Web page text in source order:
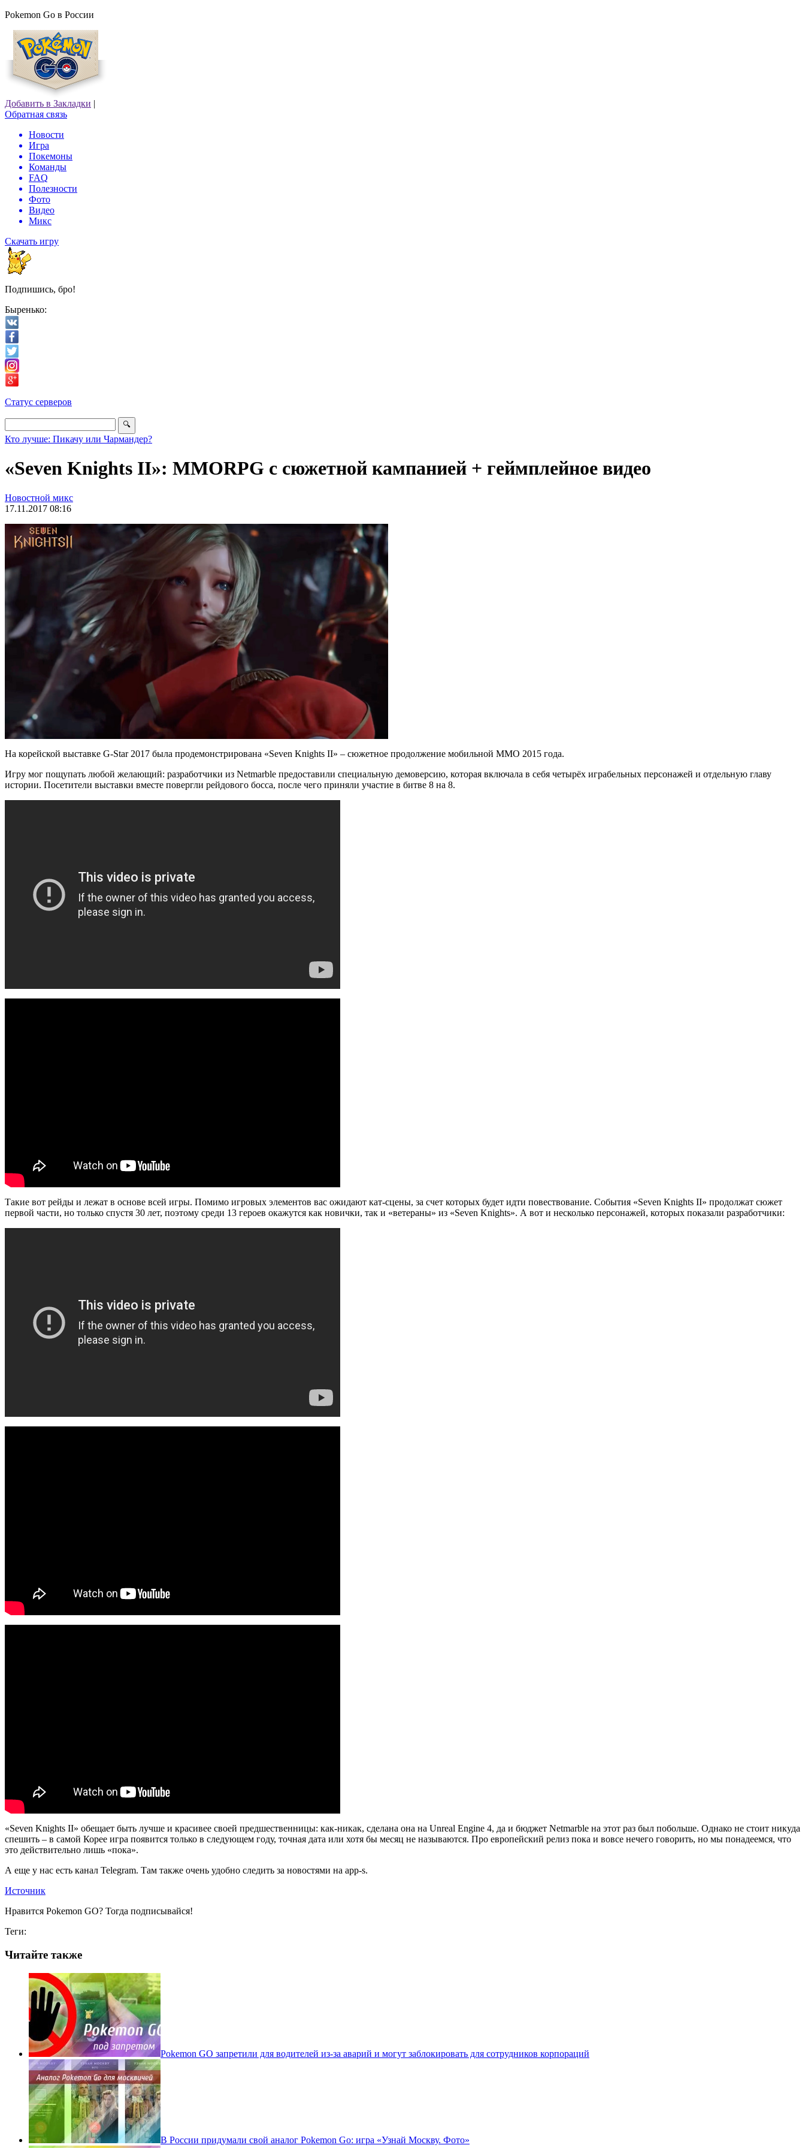
Pokemon Go в России
Добавить в Закладки |
Обратная связь
Новости
Игра
Покемоны
Команды
FAQ
Полезности
Фото
Видео
Микс
Скачать игру
Подпишись, бро!
Быренько:
Статус серверов
Кто лучше: Пикачу или Чармандер?
«Seven Knights II»: MMORPG с сюжетной кампанией + геймплейное видео
Новостной микс
17.11.2017 08:16
На корейской выставке G-Star 2017 была продемонстрирована «Seven Knights II» – сюжетное продолжение мобильной MMO 2015 года.
Игру мог пощупать любой желающий: разработчики из Netmarble предоставили специальную демоверсию, которая включала в себя четырёх играбельных персонажей и отдельную главу
истории. Посетители выставки вместе повергли рейдового босса, после чего приняли участие в битве 8 на 8.
Такие вот рейды и лежат в основе всей игры. Помимо игровых элементов вас ожидают кат-сцены, за счет которых будет идти повествование. События «Seven Knights II» продолжат сюжет
первой части, но только спустя 30 лет, поэтому среди 13 героев окажутся как новички, так и «ветераны» из «Seven Knights». А вот и несколько персонажей, которых показали разработчики:
«Seven Knights II» обещает быть лучше и красивее своей предшественницы: как-никак, сделана она на Unreal Engine 4, да и бюджет Netmarble на этот раз был побольше. Однако не стоит никуда
спешить – в самой Корее игра появится только в следующем году, точная дата или хотя бы месяц не называются. Про европейский релиз пока и вовсе нечего говорить, но мы понадеемся, что
это действительно лишь «пока».
А еще у нас есть канал Telegram. Там также очень удобно следить за новостями на app-s.
Источник
Нравится Pokemon GO? Тогда подписывайся!
Теги:
Читайте также
Pokеmon GO запретили для водителей из-за аварий и могут заблокировать для сотрудников корпораций
В России придумали свой аналог Pokemon Go: игра «Узнай Москву. Фото»